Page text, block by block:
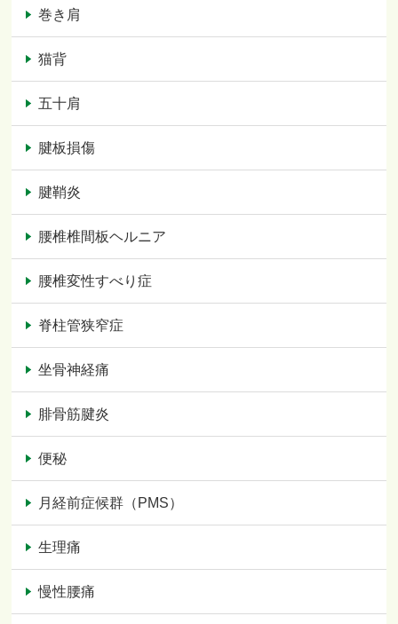
巻き肩
猫背
五十肩
腱板損傷
腱鞘炎
腰椎椎間板ヘルニア
腰椎変性すべり症
脊柱管狭窄症
坐骨神経痛
腓骨筋腱炎
便秘
月経前症候群（PMS）
生理痛
慢性腰痛